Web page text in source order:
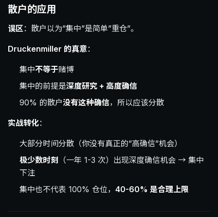
散户的应用
误区：散户以为”集中”是简单”重仓”。
Druckenmiller 的真意：
集中不等于赌博
集中的前提是深度研究 + 高度确信
90% 的散户没有这种确信，所以应该分散
实战转化：
大部分时间分散（你没有真正的”高确信”机会）
极少数时刻
（一年 1-3 次）出现深度确信机会 → 集中
下注
集中也不代表 100% 仓位， 40-60% 是合理上限